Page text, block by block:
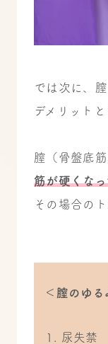
では次に、
デメリットと
膣（骨盤底
筋が硬くな
その場合の
＜膣のゆる
尿失禁